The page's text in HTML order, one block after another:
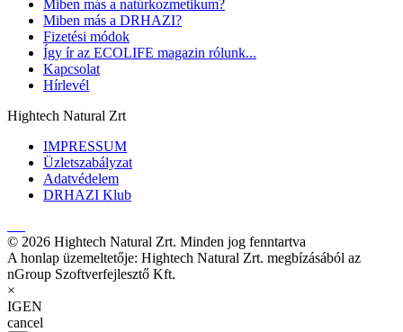
Miben más a natúrkozmetikum?
Miben más a DRHAZI?
Fizetési módok
Így ír az ECOLIFE magazin rólunk...
Kapcsolat
Hírlevél
Hightech Natural Zrt
IMPRESSUM
Üzletszabályzat
Adatvédelem
DRHAZI Klub
© 2026 Hightech Natural Zrt. Minden jog fenntartva
A honlap üzemeltetője: Hightech Natural Zrt. megbízásából az
nGroup Szoftverfejlesztő Kft.
×
IGEN
cancel